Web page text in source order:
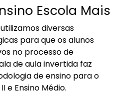
Escola Mais
diversas
para que os alunos
no processo de
de aula invertida faz
de ensino para o
e Ensino Médio.